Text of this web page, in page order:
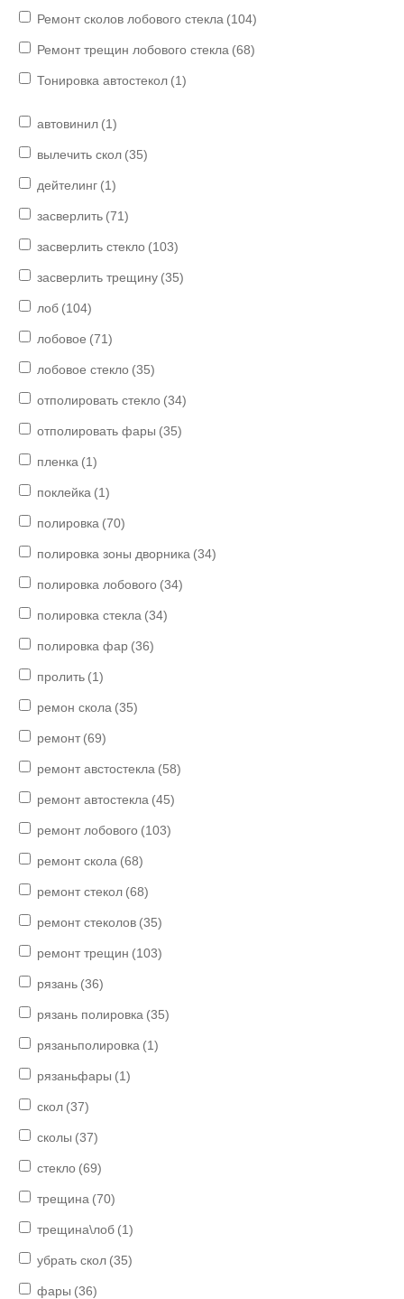
Ремонт сколов лобового стекла (104)
Ремонт трещин лобового стекла (68)
Тонировка автостекол (1)
автовинил (1)
вылечить скол (35)
дейтелинг (1)
засверлить (71)
засверлить стекло (103)
засверлить трещину (35)
лоб (104)
лобовое (71)
лобовое стекло (35)
отполировать стекло (34)
отполировать фары (35)
пленка (1)
поклейка (1)
полировка (70)
полировка зоны дворника (34)
полировка лобового (34)
полировка стекла (34)
полировка фар (36)
пролить (1)
ремон скола (35)
ремонт (69)
ремонт австостекла (58)
ремонт автостекла (45)
ремонт лобового (103)
ремонт скола (68)
ремонт стекол (68)
ремонт стеколов (35)
ремонт трещин (103)
рязань (36)
рязань полировка (35)
рязаньполировка (1)
рязаньфары (1)
скол (37)
сколы (37)
стекло (69)
трещина (70)
трещина\лоб (1)
убрать скол (35)
фары (36)